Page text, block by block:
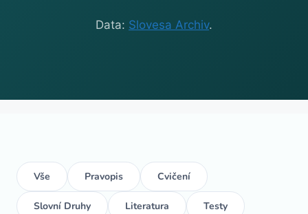
Data: Slovesa Archiv.
Vše Pravopis Cvičení
Slovní Druhy Literatura Testy